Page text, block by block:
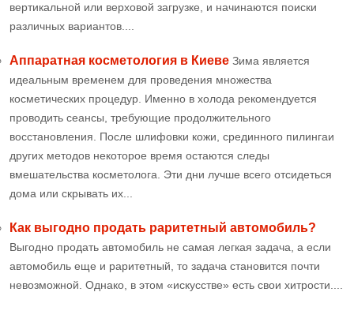
вертикальной или верховой загрузке, и начинаются поиски
различных вариантов....
Аппаратная косметология в Киеве Зима является
идеальным временем для проведения множества
косметических процедур. Именно в холода рекомендуется
проводить сеансы, требующие продолжительного
восстановления. После шлифовки кожи, срединного пилингаи
других методов некоторое время остаются следы
вмешательства косметолога. Эти дни лучше всего отсидеться
дома или скрывать их...
Как выгодно продать раритетный автомобиль?
Выгодно продать автомобиль не самая легкая задача, а если
автомобиль еще и раритетный, то задача становится почти
невозможной. Однако, в этом «искусстве» есть свои хитрости....